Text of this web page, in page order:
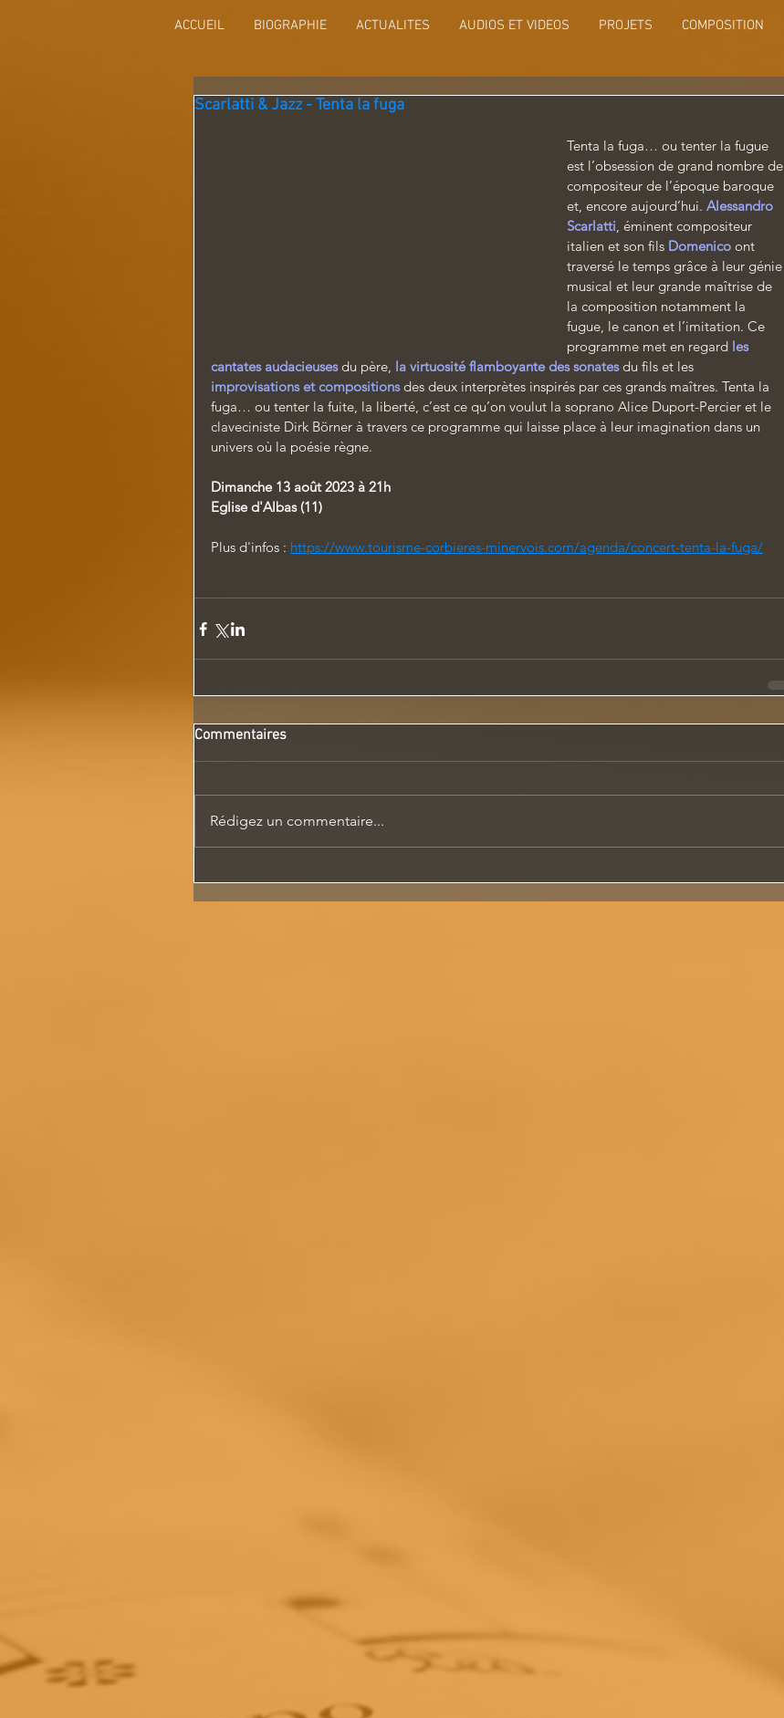
ACCUEIL BIOGRAPHIE ACTUALITES AUDIOS ET VIDEOS PROJETS COMPOSITION
Scarlatti & Jazz - Tenta la fuga
Tenta la fuga… ou tenter la fugue
est l’obsession de grand nombre de
compositeur de l’époque baroque
et, encore aujourd’hui. Alessandro
Scarlatti, éminent compositeur
italien et son fils Domenico ont
traversé le temps grâce à leur génie
musical et leur grande maîtrise de
la composition notamment la
fugue, le canon et l’imitation. Ce
programme met en regard les
cantates audacieuses du père, la virtuosité flamboyante des sonates du fils et les
improvisations et compositions des deux interprètes inspirés par ces grands maîtres. Tenta la
fuga… ou tenter la fuite, la liberté, c’est ce qu’on voulut la soprano Alice Duport-Percier et le
claveciniste Dirk Börner à travers ce programme qui laisse place à leur imagination dans un
univers où la poésie règne.
Dimanche 13 août 2023 à 21h
Eglise d'Albas (11)
Plus d'infos : https://www.tourisme-corbieres-minervois.com/agenda/concert-tenta-la-fuga/
Commentaires
Rédigez un commentaire...